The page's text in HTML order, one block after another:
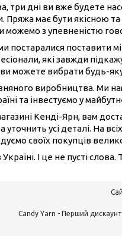
три дні ви вже будете
Пряжа має бути якісною
можемо з упевненістю
постаралися поставити
які завжди
можете вибрати будь-
виробництва. Ми
та інвестуємо у
Кенді-Ярн, вам
усі деталі. На
своїх покупців
І це не пусті